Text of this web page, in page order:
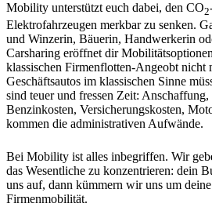
Mobility unterstützt euch dabei, den CO2
Elektrofahrzeugen merkbar zu senken.
und Winzerin, Bäuerin, Handwerkerin
Carsharing eröffnet dir
klassischen Firmenflotten-Angeobt nicht
Geschäftsautos im klassischen Sinne
sind teuer und fressen Zeit:
Benzinkosten, Versicherungskosten,
kommen die administrativen Aufwände.
Bei Mobility ist alles inbegriffen. Wir
das Wesentliche zu konzentrieren: dein
uns auf, dann kümmern wir uns um
Firmenmobilität.